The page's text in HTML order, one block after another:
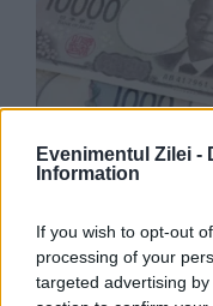
Evenimentul Zilei -
Information
If you wish to opt-out
processing of your
targeted advertising
Tensiuni între
vândut euro în